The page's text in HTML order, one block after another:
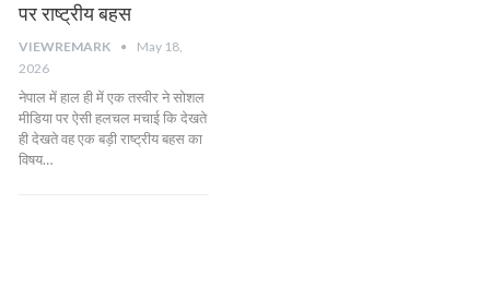
पर राष्ट्रीय बहस
VIEWREMARK
May 18,
2026
नेपाल में हाल ही में एक तस्वीर ने सोशल
मीडिया पर ऐसी हलचल मचाई कि देखते
ही देखते वह एक बड़ी राष्ट्रीय बहस का
विषय…